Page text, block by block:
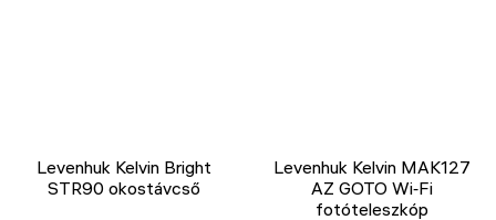
Levenhuk Kelvin Bright
STR90 okostávcső
Levenhuk Kelvin MAK127
AZ GOTO Wi‑Fi
fotóteleszkóp